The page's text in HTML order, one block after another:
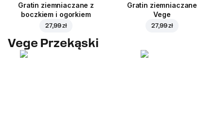
Gratin ziemniaczane z
boczkiem i ogorkiem
27,99 zł
Gratin ziemniaczane
Vege
27,99 zł
Vege Przekąski